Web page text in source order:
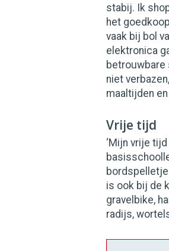
stabij. Ik
het
vaak bij bol
elektronica
betrouwbare
niet
maaltijden
Vrije tijd
‘Mijn vrije
is ook bij de
gravelbike,
radijs,